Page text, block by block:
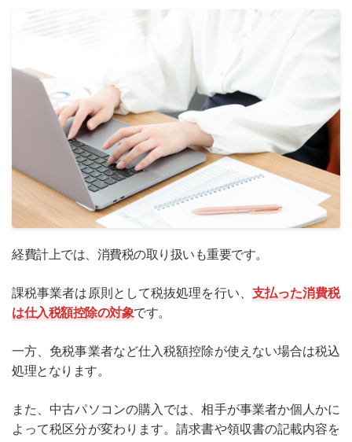
経費計上では、消費税の取り扱いも重要です。
課税事業者は原則として税抜処理を行い、 支払った消費税
は仕入税額控除の対象です。
一方、免税事業者など仕入税額控除が使えない場合は税込
処理となります。
また、中古パソコンの購入では、相手が事業者か個人かに
よって税区分が変わります。請求書や領収書の記載内容を